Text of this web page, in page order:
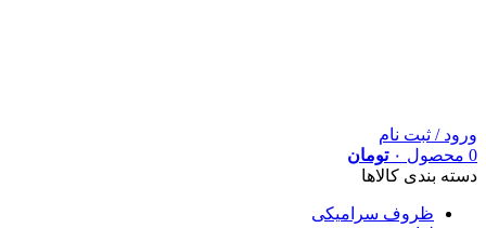
ورود / ثبت نام
0 محصول ۰ تومان
دسته بندی کالاها
ظروف سرامیکی